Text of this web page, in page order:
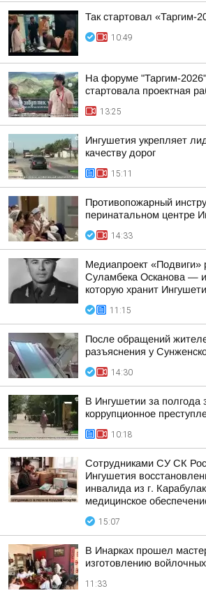
Так стартовал «Таргим-
10:49
На форуме "Таргим-
стартовала проектная
13:25
Ингушетия укрепляет
качеству дорог
15:11
Противопожарный
перинатальном центре
14:33
Медиапроект «Подвиги»
Суламбека Осканова —
которую хранит
11:15
После обращений
разъяснения у
14:30
В Ингушетии за полгода
коррупционное
10:18
Сотрудниками СУ СК
Ингушетия
инвалида из г.
медицинское
15:07
В Инарках прошел
изготовлению
11:33